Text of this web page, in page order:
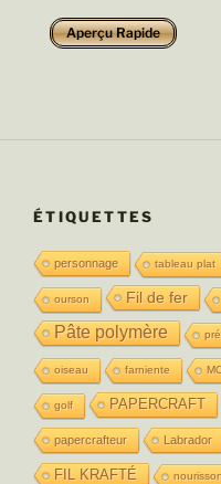
Aperçu Rapide
ÉTIQUETTES
personnage tableau plat
ourson Fil de fer
Pâte polymère
oiseau farniente
golf PAPERCRAFT
papercrafteur Labrador
FIL KRAFTÉ